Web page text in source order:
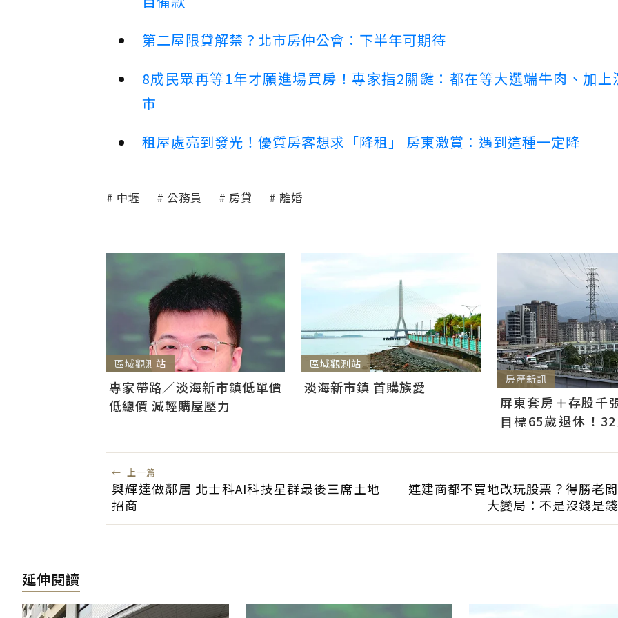
第二屋限貸解禁？北市房仲公會：下半年可期待
8成民眾再等1年才願進場買房！專家指2關鍵：都在等大選端牛肉、加上
市
租屋處亮到發光！優質房客想求「降租」 房東激賞：遇到這種一定降
中壢 公務員 房貸 離婚
區域觀測站
專家帶路／淡海新市鎮低單價
低總價 減輕購屋壓力
區域觀測站
淡海新市鎮 首購族愛 房產新訊
屏東套房＋存股千
目標65歲退休！
← 上一篇
與輝達做鄰居 北士科AI科技星群最後三席土地
招商
連建商都不買地改玩股票？得勝老
大變局：不是沒錢是
延伸閱讀